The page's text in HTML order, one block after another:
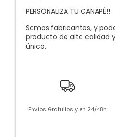
PERSONALIZA TU CANAPÉ!!
Somos fabricantes, y
producto de alta calidad
único.
Envíos Gratuitos y en 24/48h